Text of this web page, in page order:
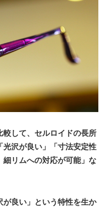
較して、セルロイドの長所
光沢が良い」「寸法安定性
リムへの対応が可能」な
が良い」という特性を生か